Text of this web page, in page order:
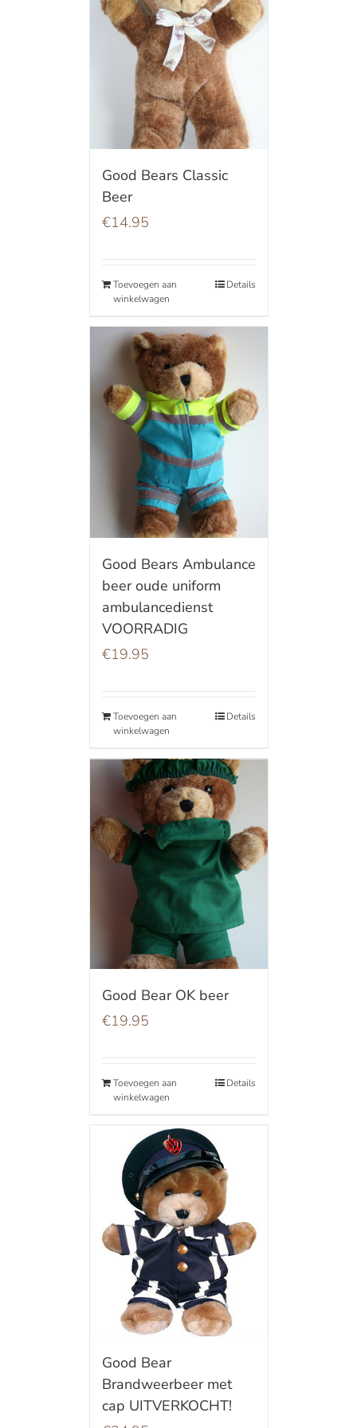
Good Bears Classic
Beer
€14.95
Toevoegen aan
winkelwagen
Details
Good Bears Ambulance
beer oude uniform
ambulancedienst
VOORRADIG
€19.95
Toevoegen aan
winkelwagen
Details
Good Bear OK beer
€19.95
Toevoegen aan
winkelwagen
Details
Good Bear
Brandweerbeer met
cap UITVERKOCHT!